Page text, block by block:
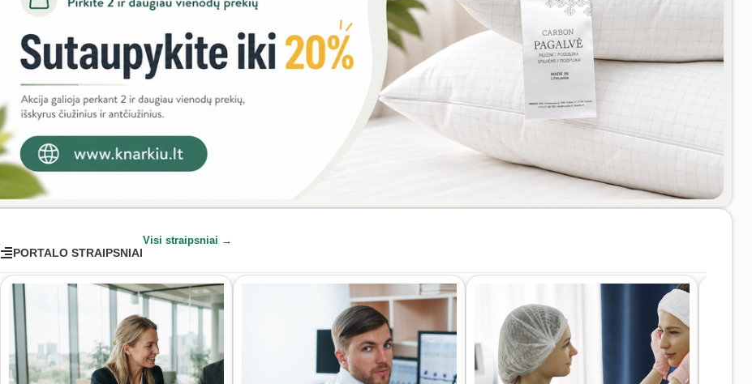
PORTALO STRAIPSNIAI
Visi straipsniai →